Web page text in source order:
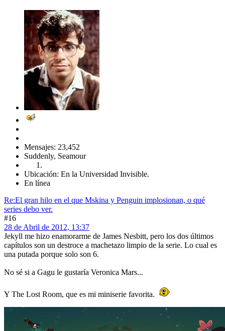
Mensajes: 23,452
Suddenly, Seamour
Ubicación: En la Universidad Invisible.
En línea
Re:El gran hilo en el que Mskina y Penguin implosionan, o qué
series debo ver.
#16
28 de Abril de 2012, 13:37
Jekyll me hizo enamorarme de James Nesbitt, pero los dos últimos
capítulos son un destroce a machetazo limpio de la serie. Lo cual es
una putada porque solo son 6.
No sé si a Gagu le gustaría Veronica Mars...
Y The Lost Room, que es mi miniserie favorita.